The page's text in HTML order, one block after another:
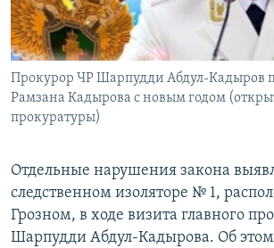
СОЦИАЛЬНЫЕ СЕТИ
Прокурор ЧР Шарпудди Абдул-Кадыров
Рамзана Кадырова с новым годом
прокуратуры)
Отдельные нарушения закона
следственном изоляторе № 1,
Грозном, в ходе визита главного
Шарпудди Абдул-Кадырова. Об